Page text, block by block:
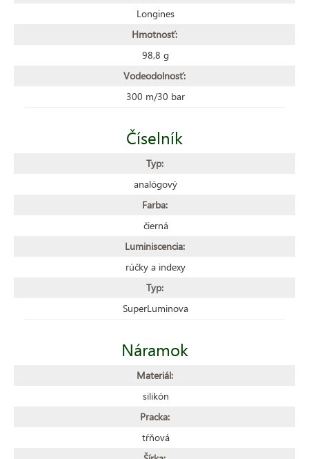
Longines
Hmotnosť:
98,8 g
Vodeodolnosť:
300 m/30 bar
Číselník
Typ:
analógový
Farba:
čierná
Luminiscencia:
rúčky a indexy
Typ:
SuperLuminova
Náramok
Materiál:
silikón
Pracka:
tŕňová